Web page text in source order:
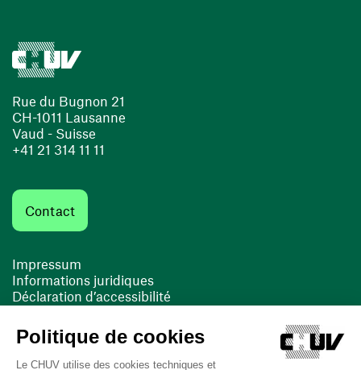
Rue du Bugnon 21
CH-1011 Lausanne
Vaud - Suisse
+41 21 314 11 11
Contact
Impressum
Informations juridiques
Déclaration d’accessibilité
Cookies